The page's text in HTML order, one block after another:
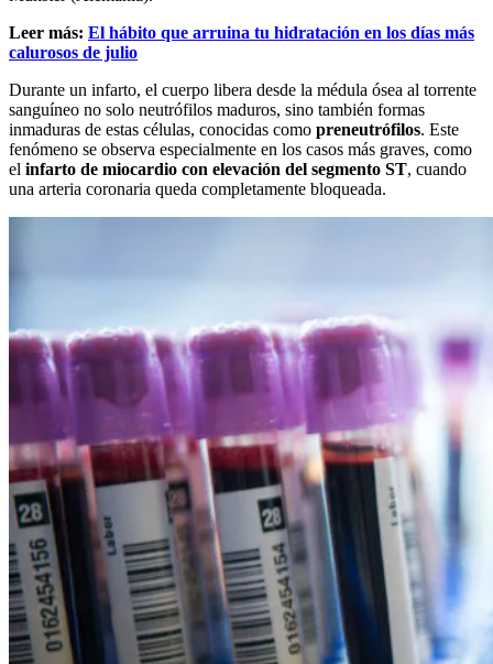
Leer más: El hábito que arruina tu hidratación en los días más
calurosos de julio
Durante un infarto, el cuerpo libera desde la médula ósea al torrente
sanguíneo no solo neutrófilos maduros, sino también formas
inmaduras de estas células, conocidas como preneutrófilos. Este
fenómeno se observa especialmente en los casos más graves, como
el infarto de miocardio con elevación del segmento ST, cuando
una arteria coronaria queda completamente bloqueada.